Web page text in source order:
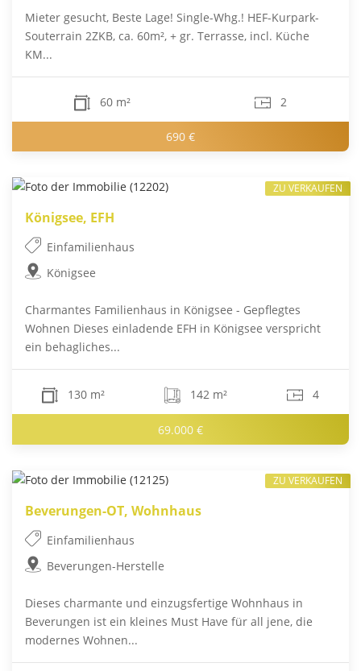
Mieter gesucht, Beste Lage! Single-Whg.! HEF-Kurpark-
Souterrain 2ZKB, ca. 60m², + gr. Terrasse, incl. Küche
KM...
60 m² 2
690 €
Königsee, EFH
Einfamilienhaus
Königsee
Charmantes Familienhaus in Königsee - Gepflegtes
Wohnen Dieses einladende EFH in Königsee verspricht
ein behagliches...
130 m² 142 m² 4
69.000 €
ZU VERKAUFEN
Beverungen-OT, Wohnhaus
Einfamilienhaus
Beverungen-Herstelle
Dieses charmante und einzugsfertige Wohnhaus in
Beverungen ist ein kleines Must Have für all jene, die
modernes Wohnen...
ZU VERKAUFEN